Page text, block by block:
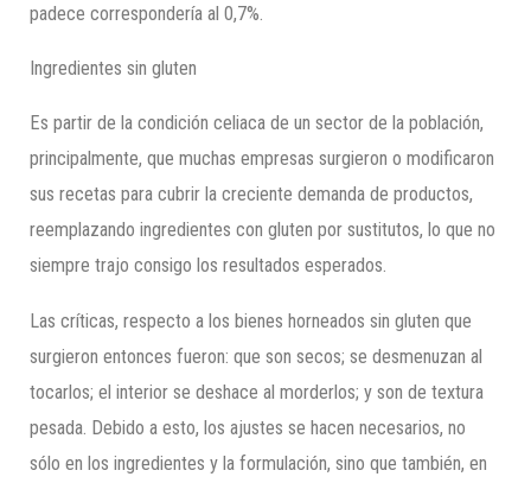
padece correspondería al 0,7%.
Ingredientes sin gluten
Es partir de la condición celiaca de un sector de la población,
principalmente, que muchas empresas surgieron o modificaron
sus recetas para cubrir la creciente demanda de productos,
reemplazando ingredientes con gluten por sustitutos, lo que no
siempre trajo consigo los resultados esperados.
Las críticas, respecto a los bienes horneados sin gluten que
surgieron entonces fueron: que son secos; se desmenuzan al
tocarlos; el interior se deshace al morderlos; y son de textura
pesada. Debido a esto, los ajustes se hacen necesarios, no
sólo en los ingredientes y la formulación, sino que también, en